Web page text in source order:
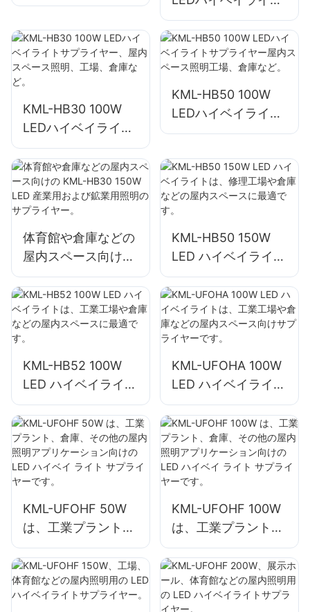
面・エリア照明用）
サプライヤー屋内ス
ペース照明工場、倉
庫など。
KML-HB30 100W
LEDハイベイライト
サプライヤー、屋内
スペース照明、工
場、倉庫など。
KML-HB50 100W
LEDハイベイライト
サプライヤー屋内ス
庫など。
体育館や倉庫などの
屋内スペース向けの
KML-HB30 150W
LED 産業用および鉱
業用照明のサプライ
ヤー。
KML-HB50 150W
LED ハイベイライト
は、修理工場や倉庫
などの屋内スペース
に最適です。
KML-HB52 100W
LED ハイベイライト
は、工業工場や倉庫
などの屋内スペース
に最適です。
KML-UFOHA 100W
LED ハイベイライト
は、工業工場や倉庫
などの屋内スペース
向けサプライヤーで
す。
KML-UFOHF 50W
は、工業プラント、
倉庫、その他の屋内
照明アプリケーショ
ン向けの LED ハイ
ベイ ライト サプラ
KML-UFOHF 100W
は、工業プラント、
倉庫、その他の屋内
照明アプリケーショ
ン向けの LED ハイ
ベイ ライト サプラ